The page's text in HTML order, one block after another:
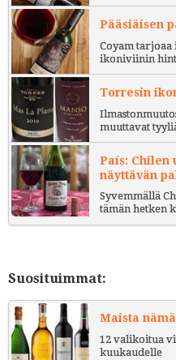
Pääsiäisen
Coyam
ikoniviinin
Torresin
muuttavat
País: Chilen
näyttävän
Syvemmällä
tämän hetken
Suosituimmat:
Maista
12 valikoitua
kuukaudelle